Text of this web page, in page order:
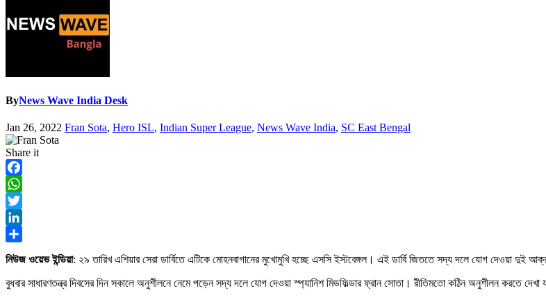
ByNews Wave India Desk
Jan 26, 2022 Fran Sota, Hero ISL, Indian Super League, News Wave India, SC East Bengal
Share it
Facebook
WhatsApp
Twitter
LinkedIn
নিউজ ওয়েভ ইন্ডিয়া: ২৯ তারিখ এশিয়ার সেরা ডার্বিতে এটিকে মোহনবাগানের মুখোমুখি হচ্ছে এসসি ইস্টবেঙ্গল। এই ডার্বি জিততে সদ্য দলে যোগ দেওয়া দুই
বুধবার সাধারণতন্ত্র দিবসের দিন সকালে অনুশীলনে নেমে পড়েন সদ্য দলে যোগ দেওয়া স্প্যানিশ মিডফিল্ডার ফ্রান সোতা। রীতিমতো কঠিন অনুশীলন করতে